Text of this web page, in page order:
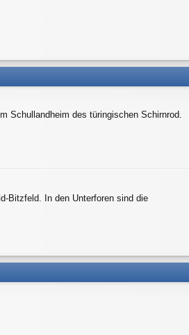
Schullandheim des türingischen Schirnrod.
Bitzfeld. In den Unterforen sind die